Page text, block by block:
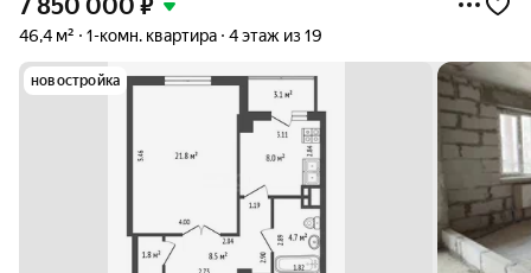
7 850 000 ₽
46,4 м² 1-комн. квартира 4 этаж из 19
новостройка